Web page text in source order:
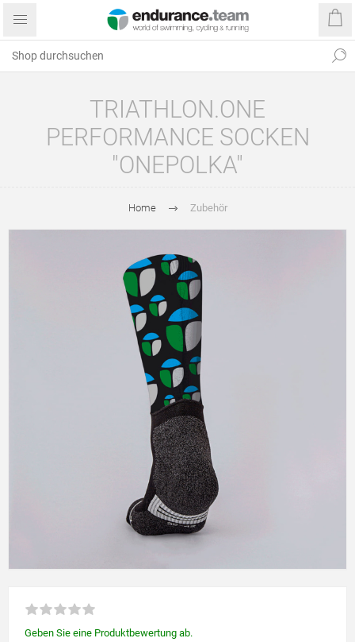
TRIATHLON.ONE
PERFORMANCE SOCKEN
"ONEPOLKA"
Home Zubehör
Geben Sie eine Produktbewertung ab.